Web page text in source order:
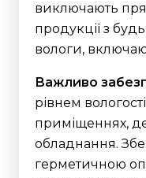
виключають
продукції з
вологи,
Важливо
рівнем
приміщеннях, де
обладнання.
герметичною